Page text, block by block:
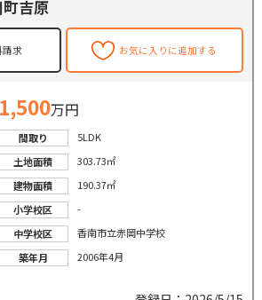
吉原
請求 お気に入りに追加する
1,500万円
間取り
5LDK
土地面積
303.73㎡
建物面積
190.37㎡
小学校区
-
中学校区
香南市立赤岡中学校
築年月
2006年4月